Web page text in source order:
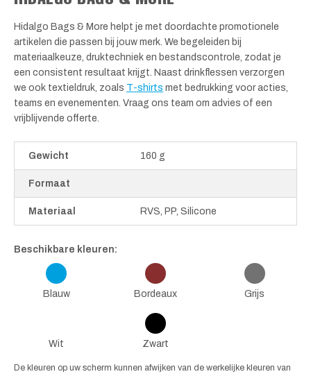
Hidalgo Bags & More helpt je met doordachte promotionele
artikelen die passen bij jouw merk. We begeleiden bij
materiaalkeuze, druktechniek en bestandscontrole, zodat je
een consistent resultaat krijgt. Naast drinkflessen verzorgen
we ook textieldruk, zoals T-shirts met bedrukking voor acties,
teams en evenementen. Vraag ons team om advies of een
vrijblijvende offerte.
Gewicht 160 g
Formaat
Materiaal RVS, PP, Silicone
Beschikbare kleuren:
Blauw Bordeaux Grijs
Wit Zwart
De kleuren op uw scherm kunnen afwijken van de werkelijke kleuren van